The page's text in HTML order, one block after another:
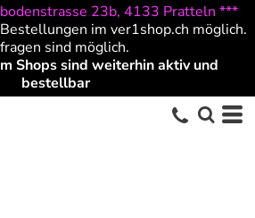
23b, 4133 Pratteln ***
im ver1shop.ch möglich.
sind möglich.
Shops sind weiterhin aktiv und
bestellbar